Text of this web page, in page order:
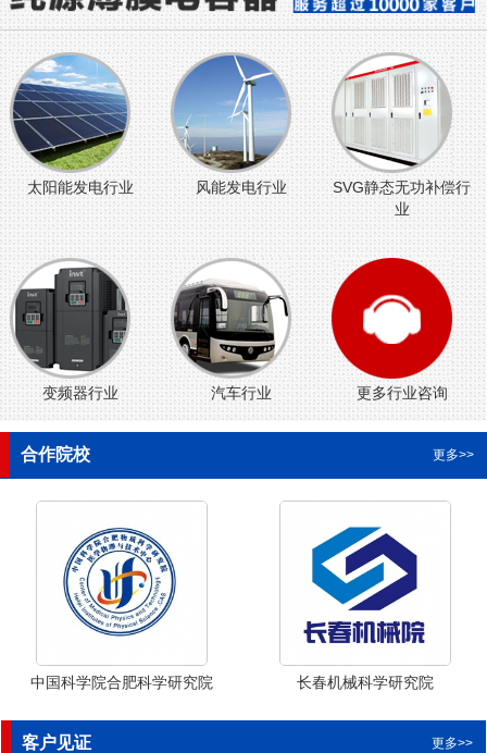
太阳能发电行业 风能发电行业
SVG静态无功补偿行
业
变频器行业 汽车行业 更多行业咨询
合作院校 更多>>
中国科学院合肥科学研究院 长春机械科学研究院
客户见证 更多>>